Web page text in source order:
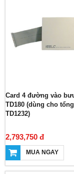
Card 4 đường vào
TD180 (dùng cho
TD1232)
2,793,750 đ
MUA NGAY